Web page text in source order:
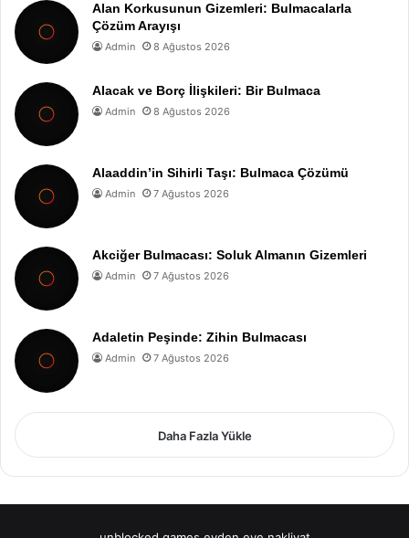
Alan Korkusunun Gizemleri: Bulmacalarla
Çözüm Arayışı
Admin 8 Ağustos 2026
Alacak ve Borç İlişkileri: Bir Bulmaca
Admin 8 Ağustos 2026
Alaaddin’in Sihirli Taşı: Bulmaca Çözümü
Admin 7 Ağustos 2026
Akciğer Bulmacası: Soluk Almanın Gizemleri
Admin 7 Ağustos 2026
Adaletin Peşinde: Zihin Bulmacası
Admin 7 Ağustos 2026
Daha Fazla Yükle